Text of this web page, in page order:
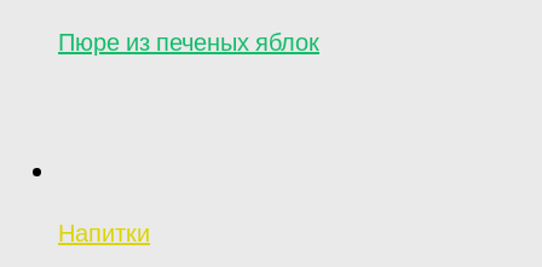
Пюре из печеных яблок
Напитки